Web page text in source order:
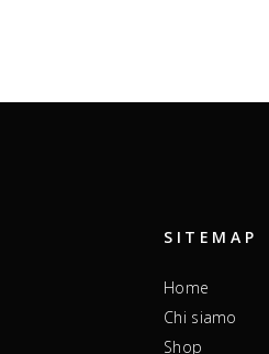
SITEMAP
Home
Chi siamo
Shop